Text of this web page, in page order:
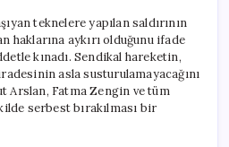
teknelere yapılan saldırının
haklarına aykırı olduğunu ifade
kınadı. Sendikal hareketin,
asla susturulamayacağını
Arslan, Fatma Zengin ve tüm
serbest bırakılması bir